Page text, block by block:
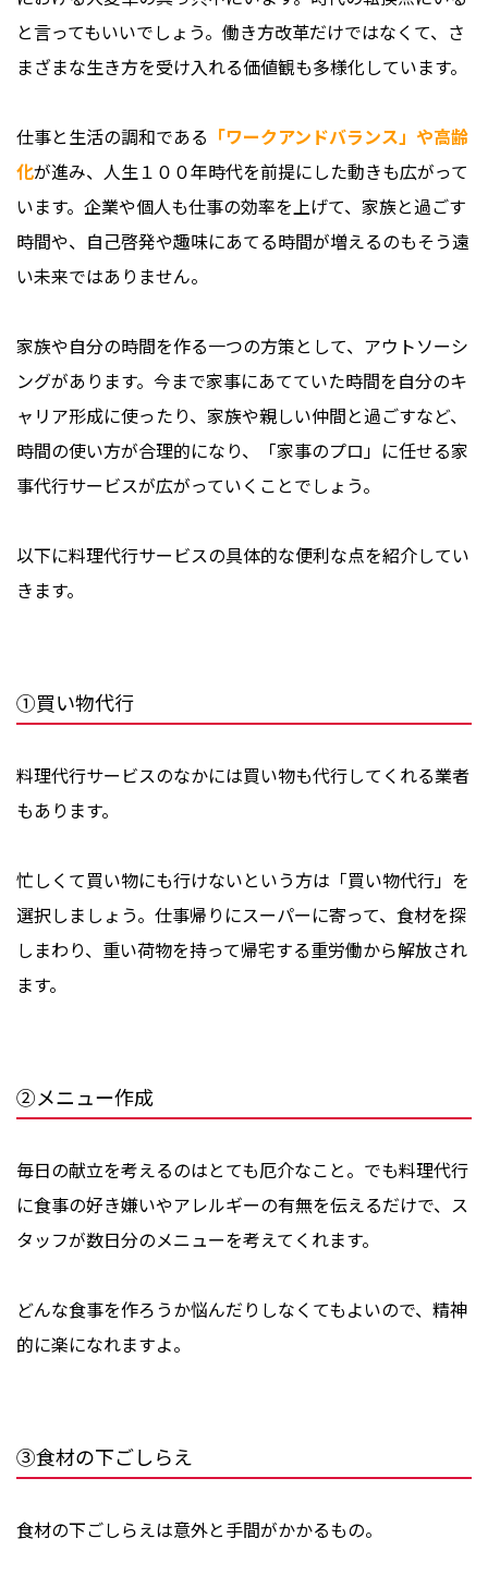
と言ってもいいでしょう。働き方改革だけではなくて、さ
まざまな生き方を受け入れる価値観も多様化しています。
仕事と生活の調和である 「ワークアンドバランス」や高齢
化が進み、人生１００年時代を前提にした動きも広がって
います。企業や個人も仕事の効率を上げて、家族と過ごす
時間や、自己啓発や趣味にあてる時間が増えるのもそう遠
い未来ではありません。
家族や自分の時間を作る一つの方策として、アウトソーシ
ングがあります。今まで家事にあてていた時間を自分のキ
ャリア形成に使ったり、家族や親しい仲間と過ごすなど、
時間の使い方が合理的になり、「家事のプロ」に任せる家
事代行サービスが広がっていくことでしょう。
以下に料理代行サービスの具体的な便利な点を紹介してい
きます。
①買い物代行
料理代行サービスのなかには買い物も代行してくれる業者
もあります。
忙しくて買い物にも行けないという方は「買い物代行」を
選択しましょう。仕事帰りにスーパーに寄って、食材を探
しまわり、重い荷物を持って帰宅する重労働から解放され
ます。
②メニュー作成
毎日の献立を考えるのはとても厄介なこと。でも料理代行
に食事の好き嫌いやアレルギーの有無を伝えるだけで、ス
タッフが数日分のメニューを考えてくれます。
どんな食事を作ろうか悩んだりしなくてもよいので、精神
的に楽になれますよ。
③食材の下ごしらえ
食材の下ごしらえは意外と手間がかかるもの。